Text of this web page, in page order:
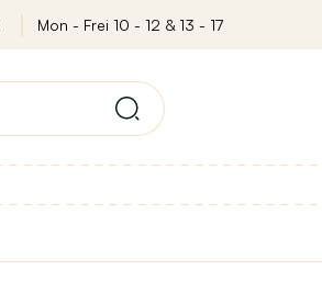
Mon - Frei 10 - 12 & 13 - 17